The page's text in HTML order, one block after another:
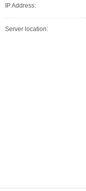
IP Address:
Server location: